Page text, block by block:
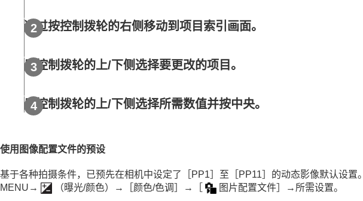
调节曝光/测光模式
白平衡
Log拍摄的设置
创意外观（静止影像/动态影像）
采用拍摄模式进行拍摄（连拍/自拍定时）
自拍定时（动态影像）
间隔拍摄功能
通过按控制拨轮的右侧移动到项目索引画面。
用控制拨轮的上/下侧选择要更改的项目。
用控制拨轮的上/下侧选择所需数值并按中央。
使用图像配置文件的预设
基于各种拍摄条件，已预先在相机中设定了 ［PP1］ 至 ［PP11］ 的动态影像默认设置。
MENU→
（曝光/颜色）→ ［颜色/色调］ → 图片配置文件］ →所需设置。